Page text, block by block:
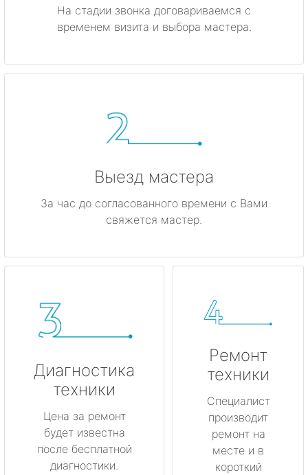
На стадии звонка договариваемся с
временем визита и выбора мастера.
Выезд мастера
За час до согласованного времени с Вами
свяжется мастер.
Диагностика
техники
Цена за ремонт
будет известна
после бесплатной
диагностики.
Ремонт
техники
Специалист
производит
ремонт на
месте и в
короткий